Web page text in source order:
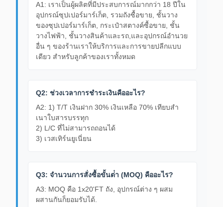
A1: เราเป็นผู้ผลิตที่มีประสบการณ์มากกว่า 18 ปีใน
อุปกรณ์ซุปเปอร์มาร์เก็ต, รวมถังซื้อขาย, ชั้นวาง
ของซุปเปอร์มาร์เก็ต, กระเป๋าสตางค์ซื้อขาย, ชั้น
วางไฟฟ้า, ชั้นวางสินค้าและรถ,และอุปกรณ์อํานวย
อื่น ๆ ของร้านเราให้บริการและการขายปลีกแบบ
เดียว สําหรับลูกค้าของเราทั้งหมด
Q2: ช่วงเวลาการชําระเงินคืออะไร?
A2: 1) T/T เงินฝาก 30% เงินเหลือ 70% เทียบสํา
เนาใบสารบรรทุก
2) L/C ที่ไม่สามารถถอนได้
3) เวสเทิร์นยูเนี่ยน
Q3: จํานวนการสั่งซื้อขั้นต่ํา (MOQ) คืออะไร?
A3: MOQ คือ 1x20'FT ถัง, อุปกรณ์ต่าง ๆ ผสม
ผสานกันก็ยอมรับได้.